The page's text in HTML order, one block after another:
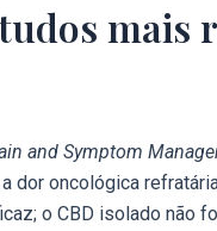
mais
and Symptom
dor oncológica
o CBD isolado não